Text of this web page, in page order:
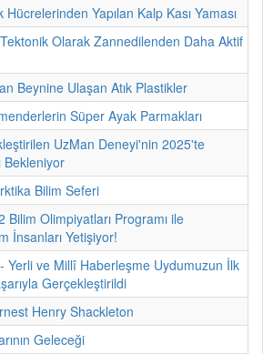
Yapılan Kalp Kası Yaması
Olarak Zannedilenden Daha Aktif
Beynine Ulaşan Atık Plastikler
Süper Ayak Parmakları
UzMan Deneyi'nin 2025'te
Bekleniyor
Bilim Seferi
Bilim Olimpiyatları Programı ile
İnsanları Yetişiyor!
Yerli ve Millî Haberleşme Uydumuzun İlk
Gerçekleştirildi
Henry Shackleton
Geleceği